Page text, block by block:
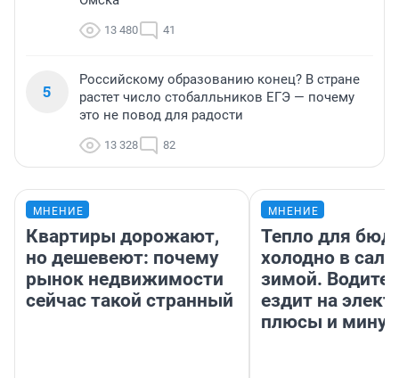
13 480 41
5
Российскому образованию конец? В стране
растет число стобалльников ЕГЭ — почему
это не повод для радости
13 328 82
МНЕНИЕ
Квартиры дорожают,
но дешевеют: почему
рынок недвижимости
сейчас такой странный
МНЕНИЕ
Тепло для
холодно в
зимой.
ездит на
плюсы и